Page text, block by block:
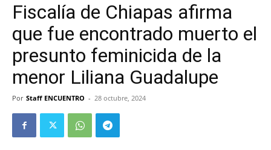
Fiscalía de Chiapas afirma
que fue encontrado muerto el
presunto feminicida de la
menor Liliana Guadalupe
Por Staff ENCUENTRO - 28 octubre, 2024